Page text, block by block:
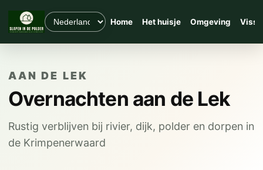
Home Het huisje Omgeving
AAN DE LEK
Overnachten aan de Lek
Rustig verblijven bij rivier, dijk, polder en dorpen in
de Krimpenerwaard